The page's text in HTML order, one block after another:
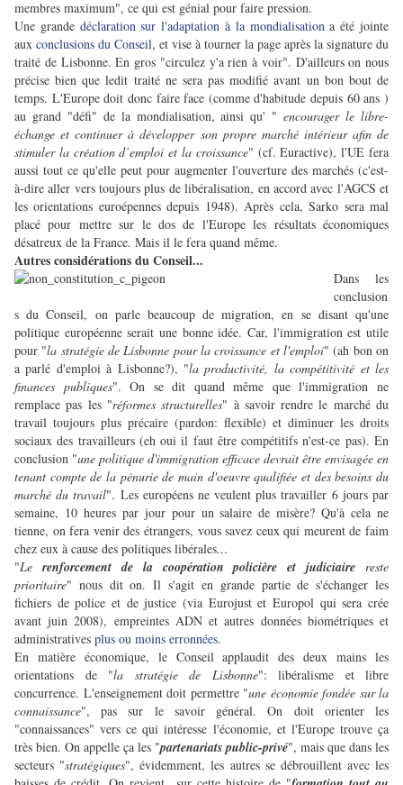
membres maximum", ce qui est génial pour faire pression.
Une grande déclaration sur l'adaptation à la mondialisationa été jointe
aux conclusions du Conseil, et vise à tourner la page après la signature du
traité de Lisbonne. En gros "circulez y'a rien à voir". D'ailleurs on nous
précise bien que ledit traité ne sera pas modifié avant un bon bout de
temps. L'Europe doit donc faire face (comme d'habitude depuis 60 ans )
au grand "défi" de la mondialisation, ainsi qu' "encourager le libre-
échange et continuer à développer son propre marché intérieur afin de
stimuler la création d’emploi et la croissance" (cf. Euractive), l'UE fera
aussi tout ce qu'elle peut pour augmenter l'ouverture des marchés (c'est-
à-dire aller vers toujours plus de libéralisation, en accord avec l'AGCS et
les orientations euroépennes depuis 1948). Après cela, Sarko sera mal
placé pour mettre sur le dos de l'Europe les résultats économiques
désatreux de la France. Mais il le fera quand même.
Autres considérations du Conseil...
Dans les
conclusion
s du Conseil, on parle beaucoup de migration, en se disant qu'une
politique européenne serait une bonne idée. Car, l'immigration est utile
pour "la stratégie de Lisbonne pour la croissance et l'emploi" (ah bon on
a parlé d'emploi à Lisbonne?), "la productivité, la compétitivité et les
finances publiques". On se dit quand même que l'immigration ne
remplace pas les "réformes structurelles" à savoir rendre le marché du
travail toujours plus précaire (pardon: flexible) et diminuer les droits
sociaux des travailleurs (eh oui il faut être compétitifs n'est-ce pas). En
conclusion "une politique d'immigration efficace devrait être envisagée en
tenant compte de la pénurie de main d'oeuvre qualifiée et des besoins du
marché du travail". Les européens ne veulent plus travailler 6 jours par
semaine, 10 heures par jour pour un salaire de misère? Qu'à cela ne
tienne, on fera venir des étrangers, vous savez ceux qui meurent de faim
chez eux à cause des politiques libérales...
"Lerenforcement de la coopération policière et judiciaire reste
prioritaire" nous dit on. Il s'agit en grande partie de s'échanger les
fichiers de police et de justice (via Eurojust et Europol qui sera crée
avant juin 2008), empreintes ADN et autres données biométriques et
administratives plus ou moins erronnées.
En matière économique, le Conseil applaudit des deux mains les
orientations de "la stratégie de Lisbonne": libéralisme et libre
concurrence. L'enseignement doit permettre "une économie fondée sur la
connaissance", pas sur le savoir général. On doit orienter les
"connaissances" vers ce qui intéresse l'économie, et l'Europe trouve ça
très bien. On appelle ça les "partenariats public-privé", mais que dans les
secteurs "stratégiques", évidemment, les autres se débrouillent avec les